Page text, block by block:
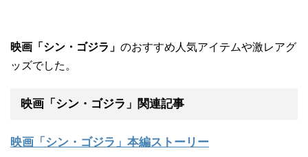
映画「シン・ゴジラ」 のおすすめ人気アイテムや激レアグ
ッズでした。
映画「シン・ゴジラ」関連記事
映画「シン・ゴジラ」本編ストーリー